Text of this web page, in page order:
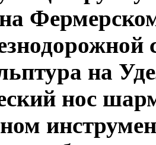
на
нос